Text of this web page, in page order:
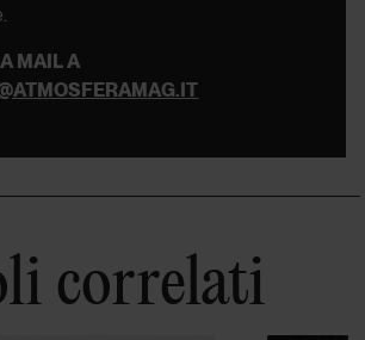
MAIL A
correlati